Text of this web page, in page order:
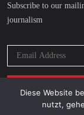
Subscribe to our
journalism
Diese Website
nutzt,